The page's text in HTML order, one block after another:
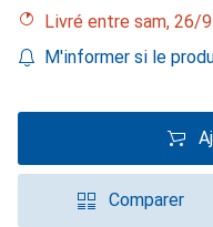
Livré entre sam,
M'informer si le
Comparer